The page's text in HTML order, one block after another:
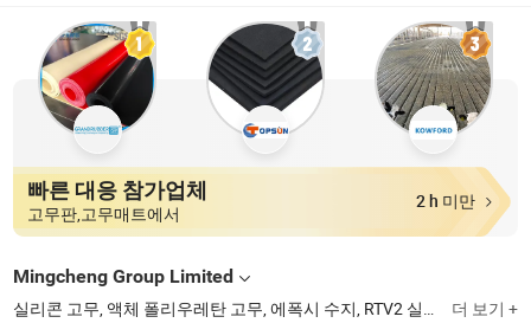
빠른 대응 참가업체
고무판,고무매트에서
2 h 미만
Mingcheng Group Limited
실리콘 고무, 액체 폴리우레탄 고무, 에폭시 수지, RTV2 실리콘 고무, 몰드 제작 실리콘, 주석 경화 실리콘, 전자 포팅 실리콘, 추가 경화 실리콘, 플래티넘 실리콘, 우레탄 몰드 고무 더 보기 +